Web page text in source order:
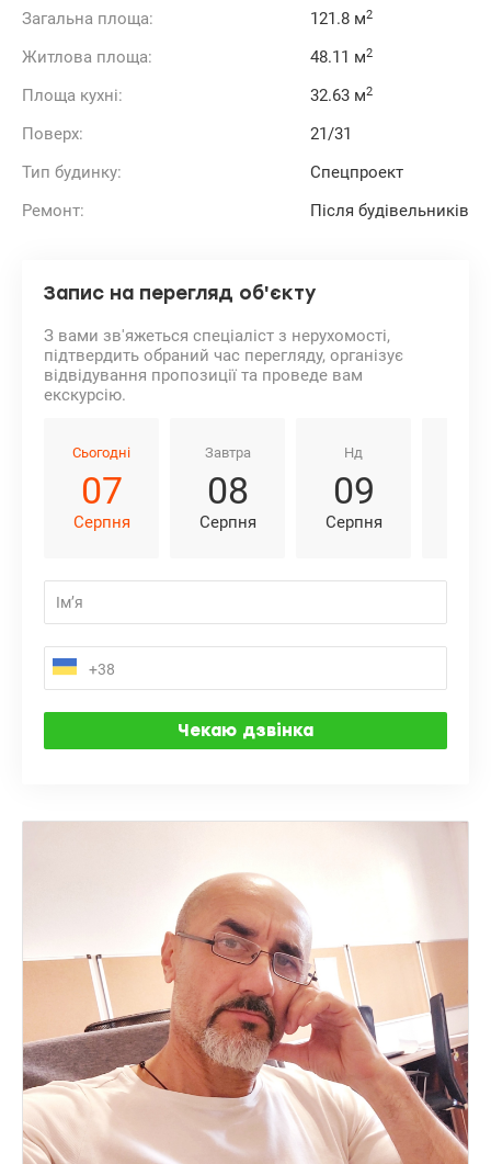
TSARSKY, який включає спортивний зал із зоною спа,
Родзинка спортивного комплексу 2 басейни: відкритий
критий 25-метровий басейн у фітнес-клубі.
державними програмами, безготівковий розрахунок:
1) Є-оселя (єОселя), єВідновлення, Сертифікат,
2) Житло для ВПО та військових (постанова 280 та інші),
Молодіжний кредит
Телефонуйте та приходьте на перегляд.
Загальна площа:
121.8 м2
Житлова площа: 48.11 м2
Площа кухні: 32.63 м2
Поверх:
21/31
Тип будинку:
Спецпроект
Ремонт:
Після будівельників
Запис на перегляд об'єкту
З вами зв'яжеться спеціаліст з нерухомості,
підтвердить обраний час перегляду, організує
відвідування пропозиції та проведе вам
екскурсію.
Сьогодні
07
Серпня
Завтра
08
Серпня
Нд
09
Серпня